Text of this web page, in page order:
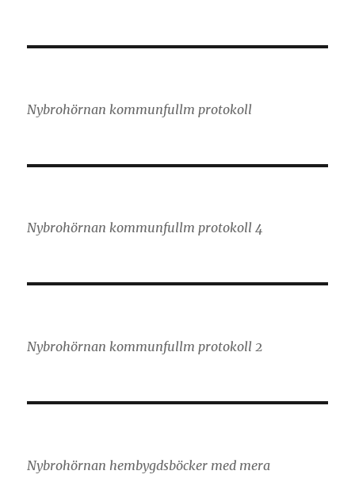
Nybrohörnan kommunfullm protokoll
Nybrohörnan kommunfullm protokoll 4
Nybrohörnan kommunfullm protokoll 2
Nybrohörnan hembygdsböcker med mera